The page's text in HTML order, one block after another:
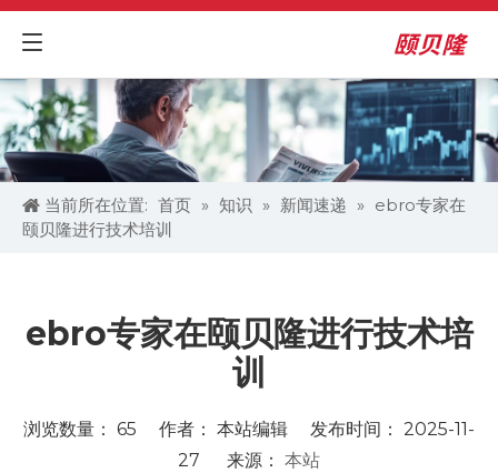
当前所在位置: 首页 » 知识 » 新闻速递 » ebro专家在
颐贝隆进行技术培训
ebro专家在颐贝隆进行技术培
训
浏览数量： 65 作者： 本站编辑 发布时间： 2025-11-
27 来源： 本站